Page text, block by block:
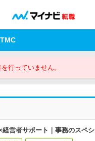
行っていません。
経営者サポート｜事務のスペ